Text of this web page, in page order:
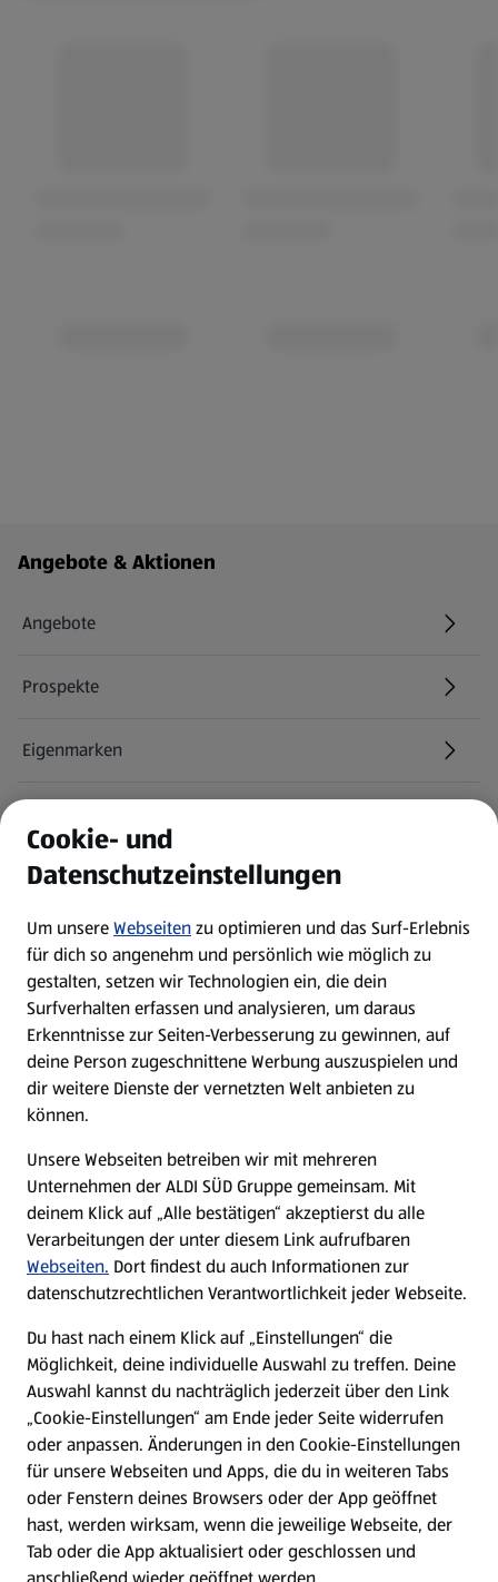
Fußzeilenmenü - weitere Links
Angebote & Aktionen
Angebote
Prospekte
Eigenmarken
Newsletter
WhatsApp
Über ALDI SÜD
Filialen
Nachhaltigkeit
Karriere
Presse
Hilfe & Kontakt
(öffnet in einem neuen Tab)
Unternehmen
Folge uns hier:
Cookie- und
Datenschutzeinstellungen
Um unsereWebseitenzu optimieren und das Surf-Erlebnis
für dich so angenehm und persönlich wie möglich zu
gestalten, setzen wir Technologien ein, die dein
Surfverhalten erfassen und analysieren, um daraus
Erkenntnisse zur Seiten-Verbesserung zu gewinnen, auf
deine Person zugeschnittene Werbung auszuspielen und
dir weitere Dienste der vernetzten Welt anbieten zu
können.
Unsere Webseiten betreiben wir mit mehreren
Unternehmen der ALDI SÜD Gruppe gemeinsam. Mit
deinem Klick auf „Alle bestätigen“ akzeptierst du alle
Verarbeitungen der unter diesem Link aufrufbaren
Webseiten. Dort findest du auch Informationen zur
datenschutzrechtlichen Verantwortlichkeit jeder Webseite.
Du hast nach einem Klick auf „Einstellungen“ die
Möglichkeit, deine individuelle Auswahl zu treffen. Deine
Auswahl kannst du nachträglich jederzeit über den Link
„Cookie-Einstellungen“ am Ende jeder Seite widerrufen
oder anpassen. Änderungen in den Cookie-Einstellungen
für unsere Webseiten und Apps, die du in weiteren Tabs
oder Fenstern deines Browsers oder der App geöffnet
hast, werden wirksam, wenn die jeweilige Webseite, der
Tab oder die App aktualisiert oder geschlossen und